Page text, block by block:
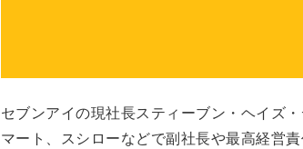
セブンアイの現社長スティーブン・ヘイズ
マート、スシローなどで副社長や最高経営